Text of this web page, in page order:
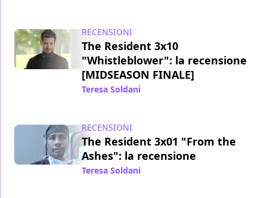
RECENSIONI
The Resident 3x10
"Whistleblower": la recensione
[MIDSEASON FINALE]
Teresa Soldani
RECENSIONI
The Resident 3x01 "From the
Ashes": la recensione
Teresa Soldani